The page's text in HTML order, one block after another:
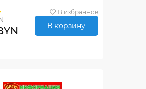
В избранное
В корзину